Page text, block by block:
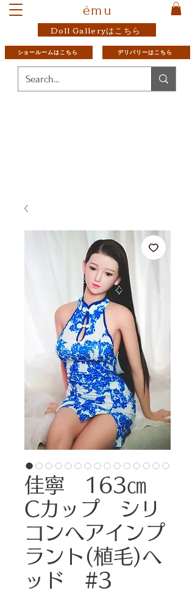
ému
Doll Galleryはこちら
ショールームはこちら デリバリーはこちら
佳寧 163㎝
Cカップ シリ
コンヘアインプ
ラント(植毛)ヘ
ッド #3